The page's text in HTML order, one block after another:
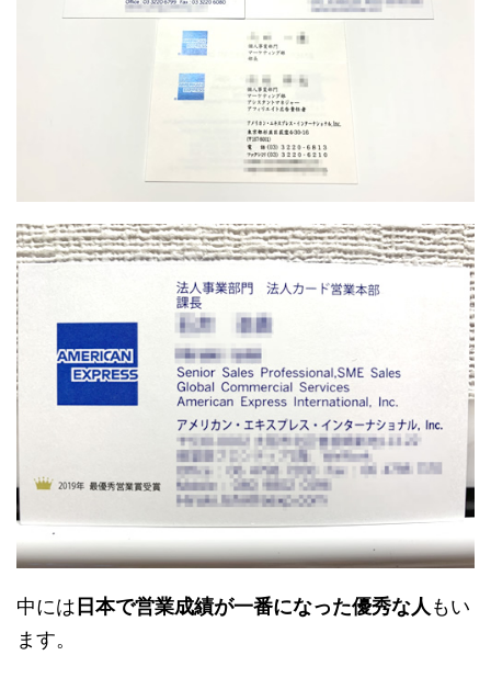
中には日本で営業成績が一番になった優秀な人 もい
ます。